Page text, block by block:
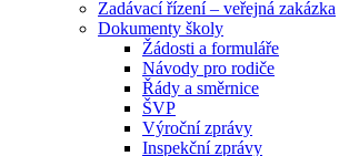
Zadávací řízení – veřejná zakázka
Dokumenty školy
Žádosti a formuláře
Návody pro rodiče
Řády a směrnice
ŠVP
Výroční zprávy
Inspekční zprávy